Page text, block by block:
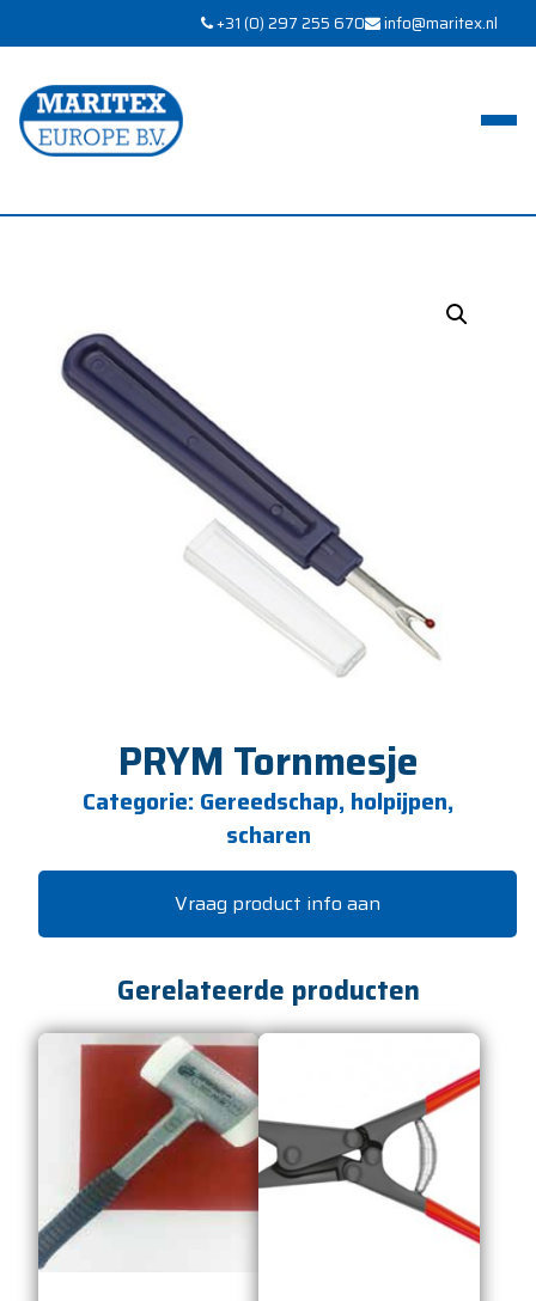
+31 (0) 297 255 670 info@maritex.nl
PRYM Tornmesje
Categorie: Gereedschap, holpijpen,
scharen
Vraag product info aan
Gerelateerde producten